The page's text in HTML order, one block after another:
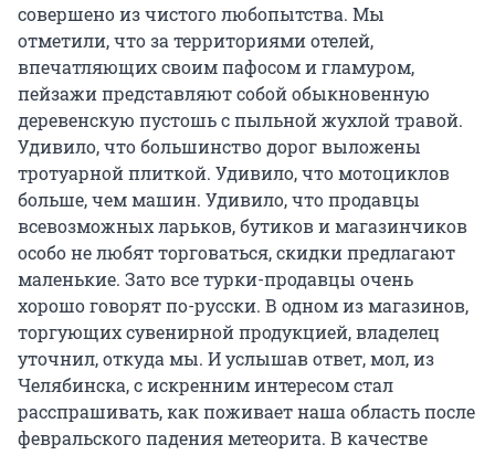
совершено из чистого любопытства. Мы
отметили, что за территориями отелей,
впечатляющих своим пафосом и гламуром,
пейзажи представляют собой обыкновенную
деревенскую пустошь с пыльной жухлой травой.
Удивило, что большинство дорог выложены
тротуарной плиткой. Удивило, что мотоциклов
больше, чем машин. Удивило, что продавцы
всевозможных ларьков, бутиков и магазинчиков
особо не любят торговаться, скидки предлагают
маленькие. Зато все турки-продавцы очень
хорошо говорят по-русски. В одном из магазинов,
торгующих сувенирной продукцией, владелец
уточнил, откуда мы. И услышав ответ, мол, из
Челябинска, с искренним интересом стал
расспрашивать, как поживает наша область после
февральского падения метеорита. В качестве